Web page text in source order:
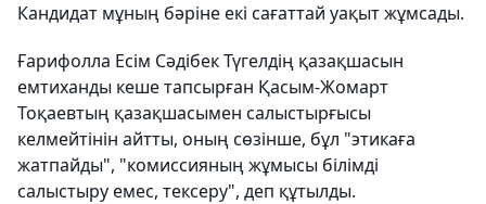
Кандидат мұның бәріне екі сағаттай уақыт жұмсады.
Ғарифолла Есім Сәдібек Түгелдің қазақшасын
емтиханды кеше тапсырған Қасым-Жомарт
Тоқаевтың қазақшасымен салыстырғысы
келмейтінін айтты, оның сөзінше, бұл "этикаға
жатпайды", "комиссияның жұмысы білімді
салыстыру емес, тексеру", деп құтылды.